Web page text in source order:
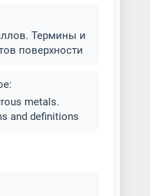
(х/
Термины и
поверхности
metals.
and definitions